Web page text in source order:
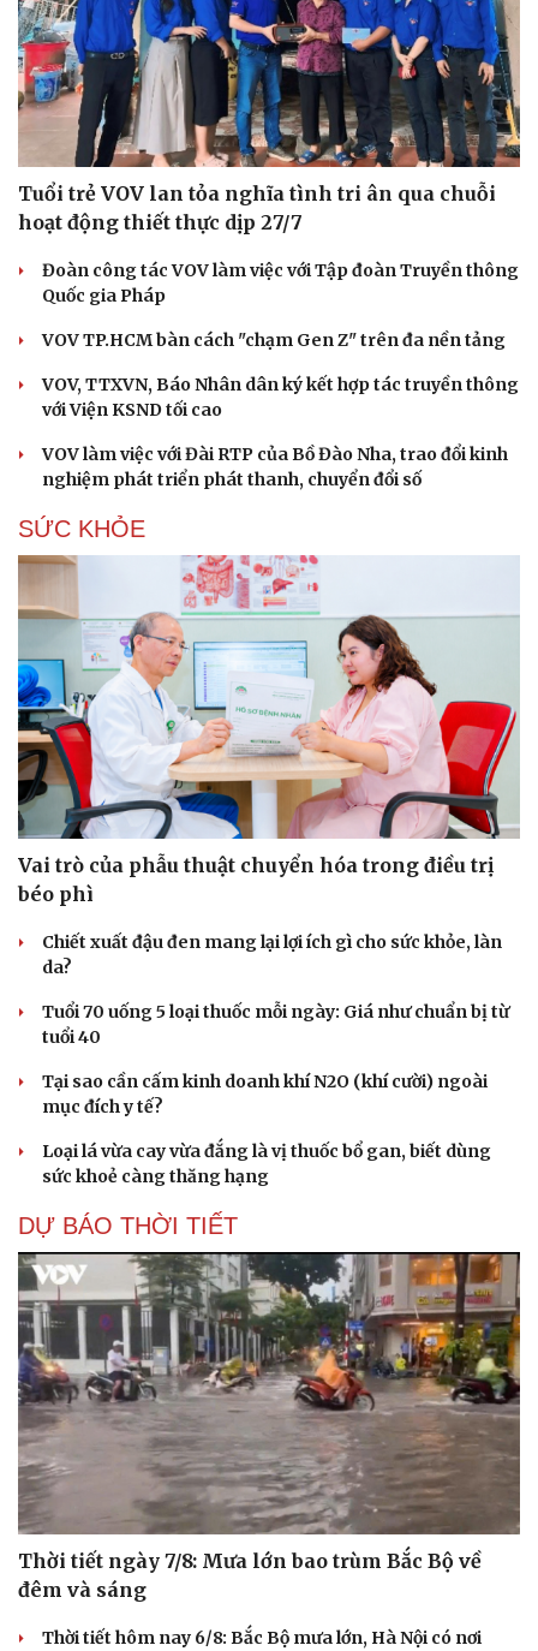
Cải chính
Tuổi trẻ VOV lan tỏa nghĩa tình tri ân qua chuỗi
hoạt động thiết thực dịp 27/7
Đoàn công tác VOV làm việc với Tập đoàn Truyền thông
Quốc gia Pháp
VOV TP.HCM bàn cách "chạm Gen Z" trên đa nền tảng
VOV, TTXVN, Báo Nhân dân ký kết hợp tác truyền thông
với Viện KSND tối cao
VOV làm việc với Đài RTP của Bồ Đào Nha, trao đổi kinh
nghiệm phát triển phát thanh, chuyển đổi số
SỨC KHỎE
Vai trò của phẫu thuật chuyển hóa trong điều trị
béo phì
Chiết xuất đậu đen mang lại lợi ích gì cho sức khỏe, làn
da?
Tuổi 70 uống 5 loại thuốc mỗi ngày: Giá như chuẩn bị từ
tuổi 40
Tại sao cần cấm kinh doanh khí N2O (khí cười) ngoài
mục đích y tế?
Loại lá vừa cay vừa đắng là vị thuốc bổ gan, biết dùng
sức khoẻ càng thăng hạng
DỰ BÁO THỜI TIẾT
Thời tiết ngày 7/8: Mưa lớn bao trùm Bắc Bộ về
đêm và sáng
Thời tiết hôm nay 6/8: Bắc Bộ mưa lớn, Hà Nội có nơi